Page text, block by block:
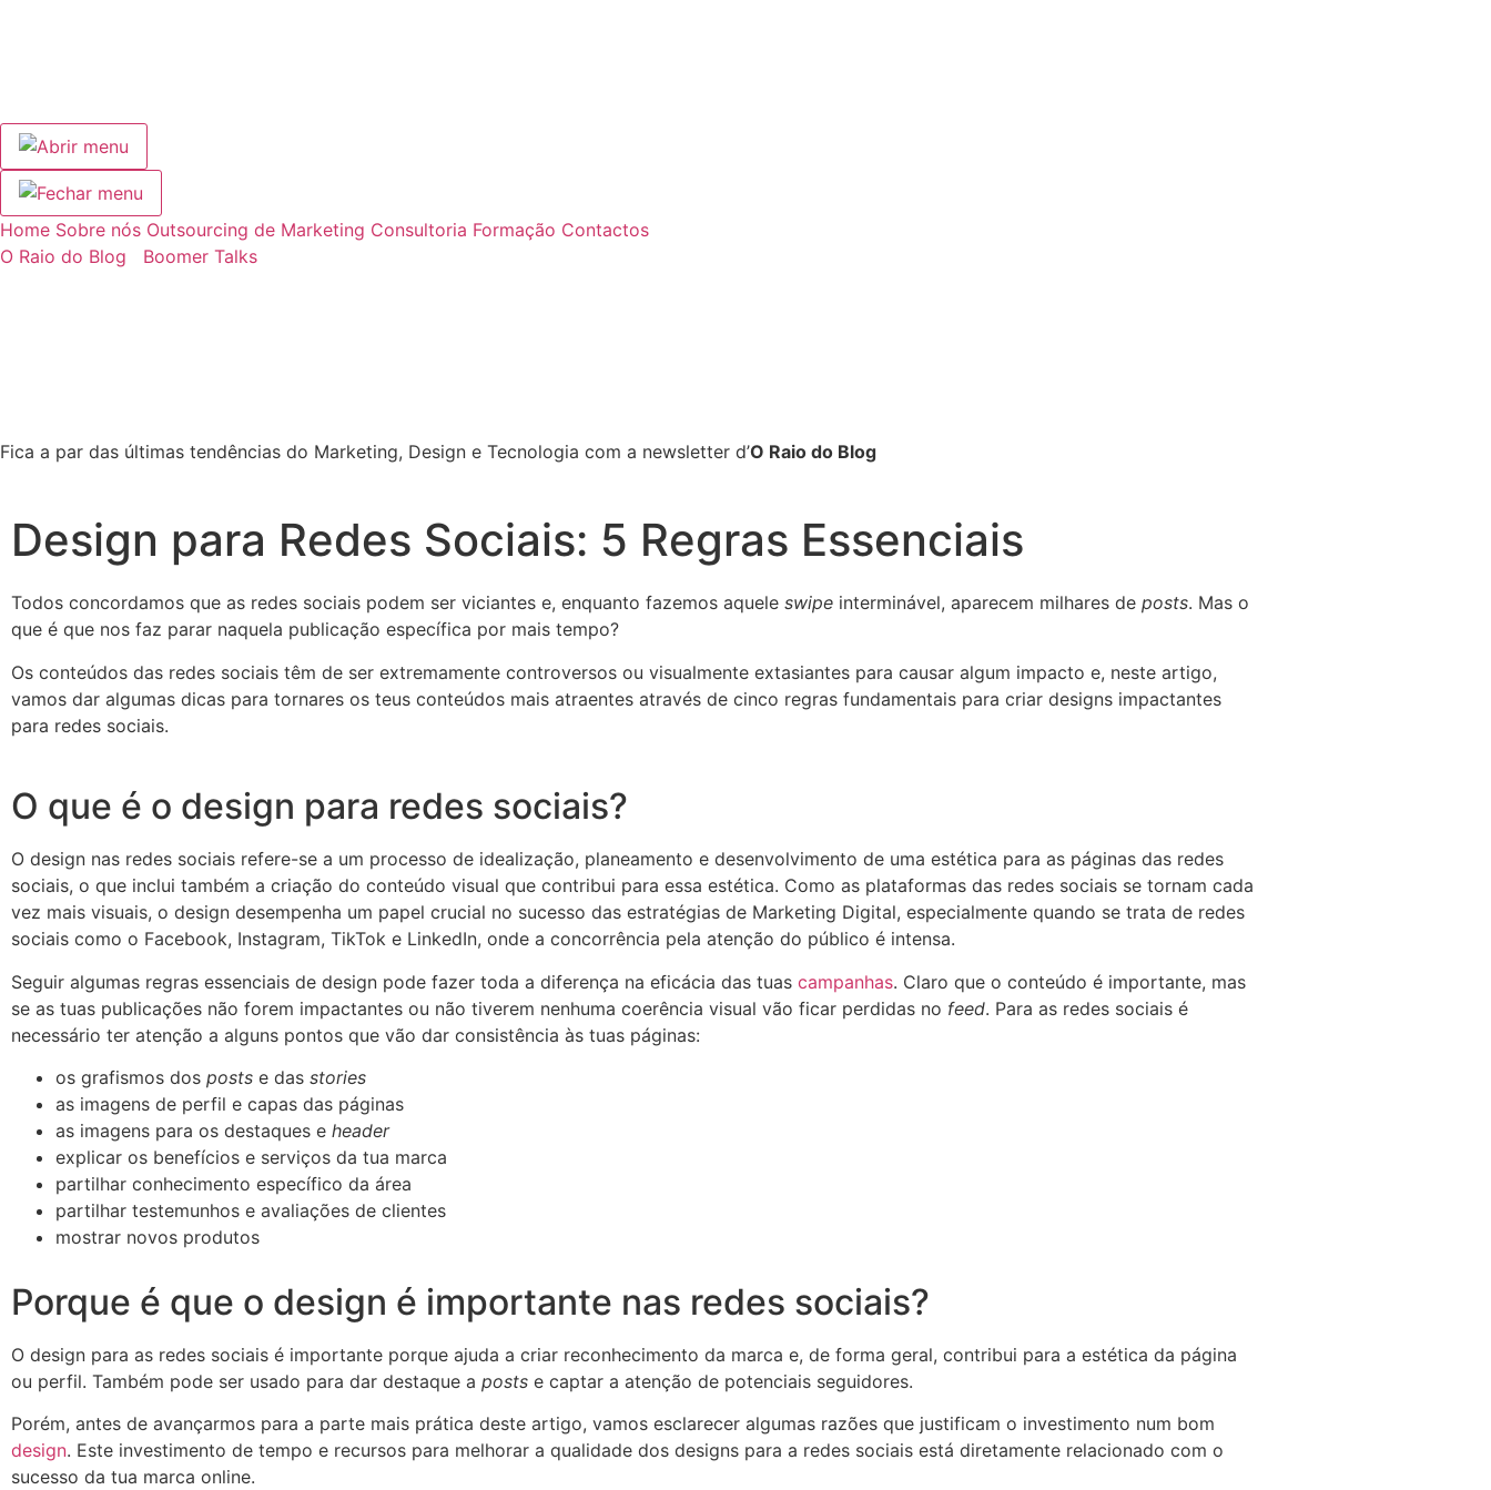
Home Sobre nós Outsourcing de Marketing Consultoria Formação Contactos
O Raio do Blog
Boomer Talks
Fica a par das últimas tendências do Marketing, Design e Tecnologia com a newsletter d’O Raio do Blog
Design para Redes Sociais: 5 Regras Essenciais
Todos concordamos que as redes sociais podem ser viciantes e, enquanto fazemos aquele swipe interminável, aparecem milhares de posts. Mas o
que é que nos faz parar naquela publicação específica por mais tempo?
Os conteúdos das redes sociais têm de ser extremamente controversos ou visualmente extasiantes para causar algum impacto e, neste artigo,
vamos dar algumas dicas para tornares os teus conteúdos mais atraentes através de cinco regras fundamentais para criar designs impactantes
para redes sociais.
O que é o design para redes sociais?
O design nas redes sociais refere-se a um processo de idealização, planeamento e desenvolvimento de uma estética para as páginas das redes
sociais, o que inclui também a criação do conteúdo visual que contribui para essa estética. Como as plataformas das redes sociais se tornam cada
vez mais visuais, o design desempenha um papel crucial no sucesso das estratégias de Marketing Digital, especialmente quando se trata de redes
sociais como o Facebook, Instagram, TikTok e LinkedIn, onde a concorrência pela atenção do público é intensa.
Seguir algumas regras essenciais de design pode fazer toda a diferença na eficácia das tuas campanhas. Claro que o conteúdo é importante, mas
se as tuas publicações não forem impactantes ou não tiverem nenhuma coerência visual vão ficar perdidas no feed. Para as redes sociais é
necessário ter atenção a alguns pontos que vão dar consistência às tuas páginas:
os grafismos dos posts e das stories
as imagens de perfil e capas das páginas
as imagens para os destaques e header
explicar os benefícios e serviços da tua marca
partilhar conhecimento específico da área
partilhar testemunhos e avaliações de clientes
mostrar novos produtos
Porque é que o design é importante nas redes sociais?
O design para as redes sociais é importante porque ajuda a criar reconhecimento da marca e, de forma geral, contribui para a estética da página
ou perfil. Também pode ser usado para dar destaque a posts e captar a atenção de potenciais seguidores.
Porém, antes de avançarmos para a parte mais prática deste artigo, vamos esclarecer algumas razões que justificam o investimento num bom
design. Este investimento de tempo e recursos para melhorar a qualidade dos designs para a redes sociais está diretamente relacionado com o
sucesso da tua marca online.